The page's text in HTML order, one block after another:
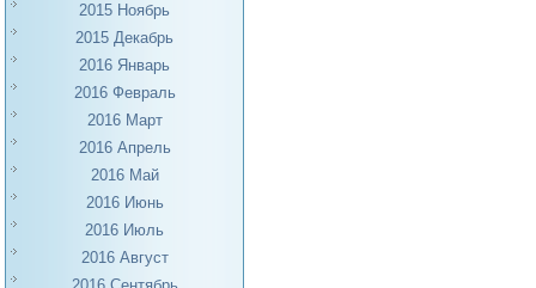
2015 Ноябрь
2015 Декабрь
2016 Январь
2016 Февраль
2016 Март
2016 Апрель
2016 Май
2016 Июнь
2016 Июль
2016 Август